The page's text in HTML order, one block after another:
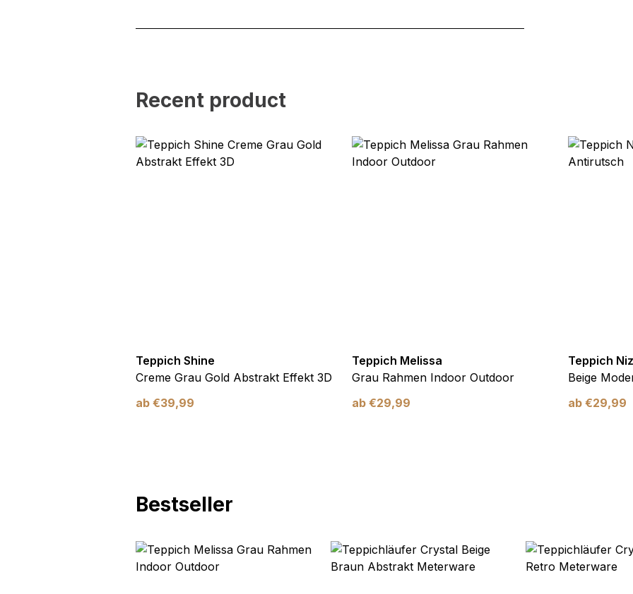
Recent product
Teppich Shine
Creme Grau Gold Abstrakt Effekt 3D
ab €39,99
Teppich Melissa
Grau Rahmen Indoor Outdoor
ab €29,99
Teppich
Beige
ab €29,99
Bestseller
Präferenz-Cookies ermöglichen es einer Website, Informationen zu speichern, die die Art und
Statistik
Andere nicht kategorisierte Cookies sind solche, die analysiert werden und noch keiner
Meine Einstellungen speichern